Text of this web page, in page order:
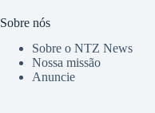
Sobre nós
Sobre o NTZ News
Nossa missão
Anuncie